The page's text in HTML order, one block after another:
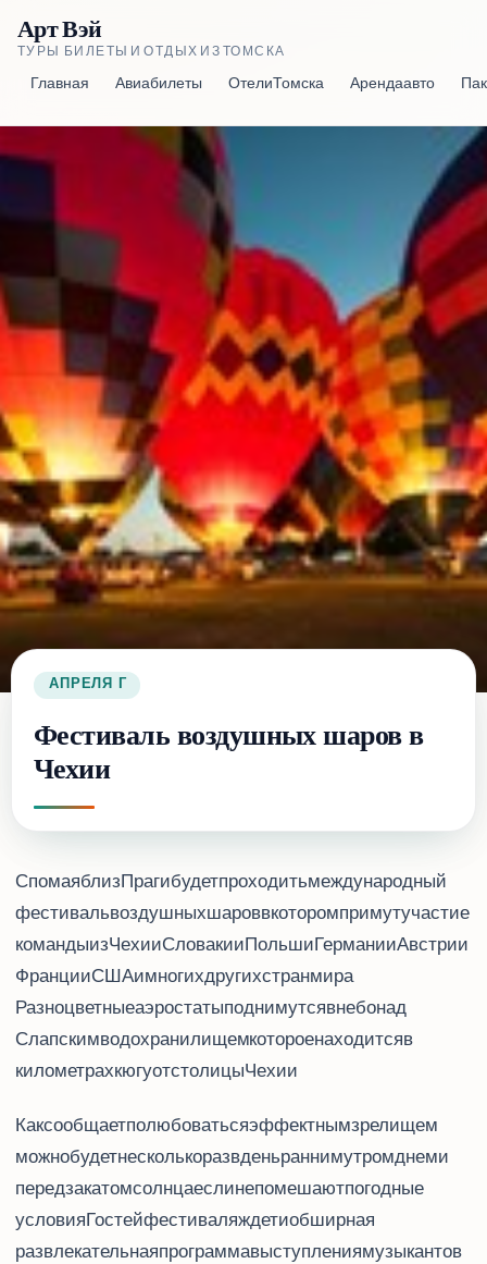
Арт Вэй
ТУРЫ, БИЛЕТЫ И ОТДЫХ ИЗ ТОМСКА
Главная Авиабилеты Отели Томска Аренда авто
28 АПРЕЛЯ 2018 Г.
Фестиваль воздушных шаров в
Чехии
С 4 по 6 мая близ Праги будет проходить международный
фестиваль воздушных шаров, в котором примут участие
команды из Чехии, Словакии, Польши, Германии, Австрии,
Франции, США и многих других стран мира.
Разноцветные аэростаты поднимутся в небо над
Слапским водохранилищем (Vodní nádrž Slapy), которое находится в 20
километрах к югу от столицы Чехии.
Как сообщает iLoveCz.ru, полюбоваться эффектным зрелищем
можно будет несколько раз в день: ранним утром, днем и
перед закатом солнца, если не помешают погодные
условия. Гостей фестиваля ждет и обширная
развлекательная программа: выступления музыкантов